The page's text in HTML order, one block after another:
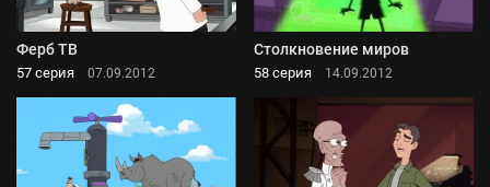
Ферб ТВ
57 серия 07.09.2012
Столкновение миров
58 серия 14.09.2012